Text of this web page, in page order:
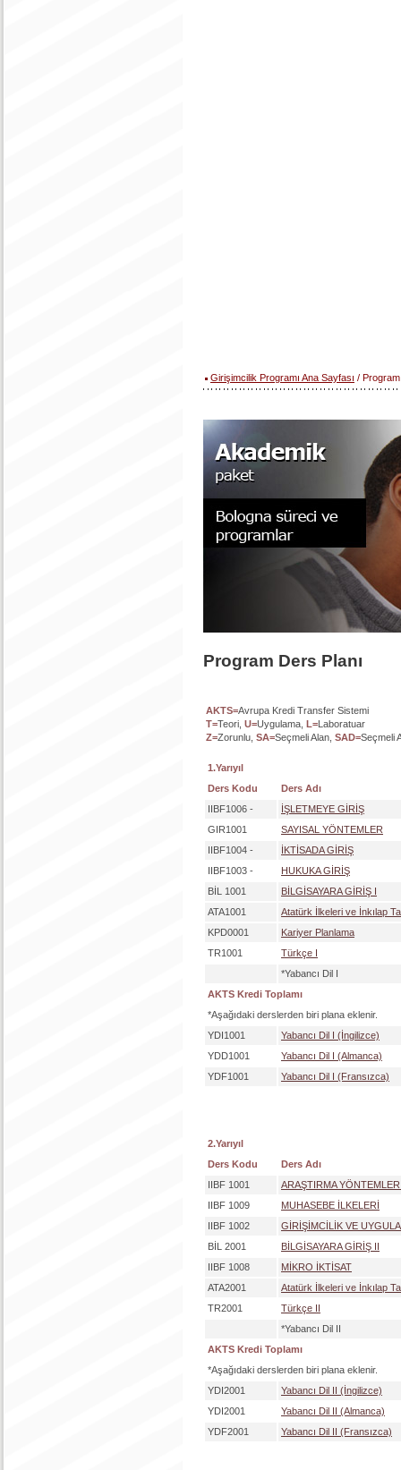
Girişimcilik Programı Ana Sayfası /
Program Ders Planı
AKTS=Avrupa Kredi Transfer Sistemi
T=Teori, U=Uygulama, L=Laboratuar
Z=Zorunlu, SA=Seçmeli Alan, SAD=Seçmeli
1.Yarıyıl
Ders Kodu
Ders Adı
IIBF1006 -
İŞLETMEYE GİRİŞ
GIR1001
SAYISAL YÖNTEMLER
IIBF1004 -
İKTİSADA GİRİŞ
IIBF1003 -
HUKUKA GİRİŞ
BİL 1001
BİLGİSAYARA GİRİŞ I
ATA1001
Atatürk İlkeleri ve İnkılap
KPD0001
Kariyer Planlama
TR1001
Türkçe I
*Yabancı Dil I
AKTS Kredi Toplamı
*Aşağıdaki derslerden biri plana eklenir.
YDI1001
Yabancı Dil I (İngilizce)
YDD1001
Yabancı Dil I (Almanca)
YDF1001
Yabancı Dil I (Fransızca)
2.Yarıyıl
Ders Kodu
Ders Adı
IIBF 1001
ARAŞTIRMA
IIBF 1009
MUHASEBE İLKELERİ
IIBF 1002
GİRİŞİMCİLİK VE
BİL 2001
BİLGİSAYARA GİRİŞ II
IIBF 1008
MİKRO İKTİSAT
ATA2001
Atatürk İlkeleri ve İnkılap
TR2001
Türkçe II
*Yabancı Dil II
AKTS Kredi Toplamı
*Aşağıdaki derslerden biri plana eklenir.
YDI2001
Yabancı Dil II (İngilizce)
YDI2001
Yabancı Dil II (Almanca)
YDF2001
Yabancı Dil II (Fransızca)